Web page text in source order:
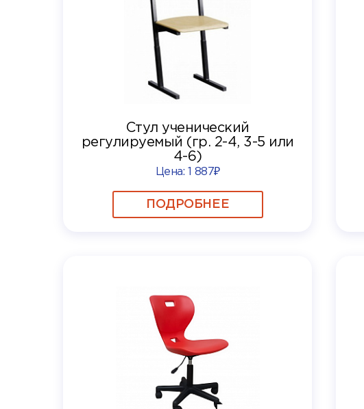
Стул ученический
регулируемый (гр. 2-4, 3-5 или
4-6)
Цена: 1 887₽
ПОДРОБНЕЕ